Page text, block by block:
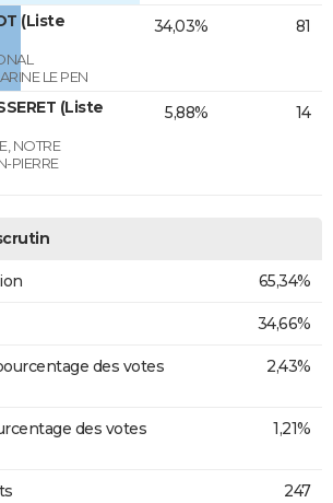
(Liste
LE PEN
34,03% 81
(Liste
NOTRE
PIERRE
5,88% 14
65,34%
34,66%
des votes
2,43%
des votes
1,21%
247